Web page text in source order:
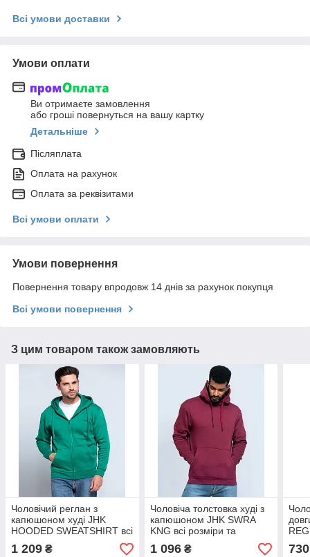
Всі умови доставки
Умови оплати
Ви отримаєте замовлення
або гроші повернуться на вашу картку
Детальніше
Післяплата
Оплата на рахунок
Оплата за реквізитами
Всі умови оплати
Умови повернення
Повернення товару впродовж 14 днів за рахунок покупця
Всі умови повернення
З цим товаром також замовляють
Чоловічий реглан з
капюшоном худі JHK
HOODED SWEATSHIRT всі
розміри та кольори
1 209 ₴
Чоловіча толстовка худі з
капюшоном JHK SWRA
KNG всі розміри та
кольори
1 096₴ 730